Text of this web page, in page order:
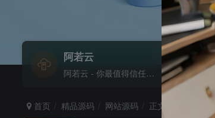
阿若云
阿若云 - 你最值得信任的云上主机商
首页 精品源码 网站源码 正文